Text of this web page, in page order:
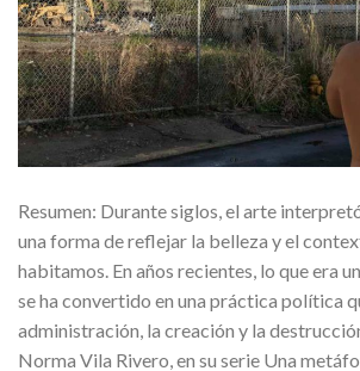
Resumen: Durante siglos, el arte
una forma de reflejar la belleza y el
habitamos. En años recientes, lo que era
se ha convertido en una práctica política
administración, la creación y la
Norma Vila Rivero, en su serie Una